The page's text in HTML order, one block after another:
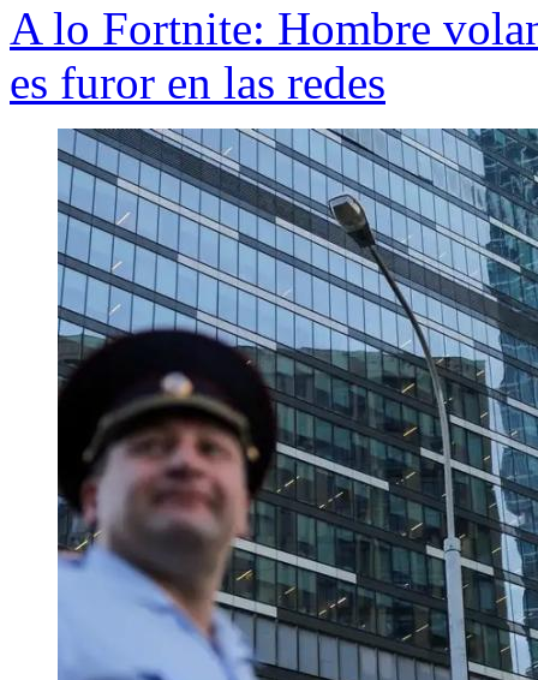
A lo Fortnite: Hombre
es furor en las redes